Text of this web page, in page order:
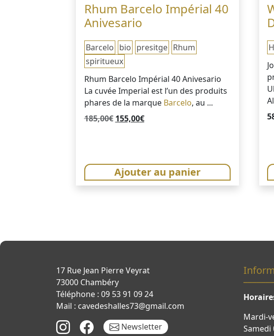
Rhum Barcelo Impérial 40
Anivesario
Barcelo bio presitge Rhum
spiritueux
Rhum Barcelo Impérial 40 Anivesario
La cuvée Imperial est l’un des produits
phares de la marque Barcelo, au ...
185,00€ Le
185,00€.
155,00€Le
155,00€.
Ajouter au panier
17 Rue Jean Pierre Veyrat
73000 Chambéry
Téléphone : 09 53 91 09 24
Mail : cavedeshalles73@gmail.com
Newsletter
Mardi-
Samedi